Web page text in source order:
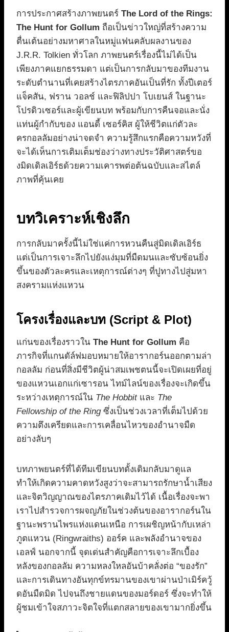
การประกาศสร้างภาพยนตร์ The Lord of the Rings:
The Hunt for Gollum ถือเป็นข่าวใหญ่ที่สร้างความ
ตื่นเต้นอย่างมหาศาลในหมู่แฟนคลับผลงานของ
J.R.R. Tolkien ทั่วโลก ภาพยนตร์เรื่องนี้ไม่ได้เป็น
เพียงภาคแยกธรรมดา แต่เป็นการกลับมาของทีมงาน
ระดับตำนานที่เคยสร้างไตรภาคอันเป็นที่รัก ทั้งปีเตอร์
แจ็คสัน, ฟราน วอลช์ และฟิลิปปา โบเยนส์ ในฐานะ
โปรดิวเซอร์และผู้เขียนบท พร้อมกับการคืนจอและนั่ง
แท่นผู้กำกับของ แอนดี้ เซอร์คิส ผู้ให้ชีวิตแก่ตัวละ
ครกอลลัมอย่างน่าจดจำ ความรู้สึกแรกคือความหวังที่
จะได้เห็นการเติมเต็มช่องว่างทางประวัติศาสตร์ขอ
งมิดเดิลเอิร์ธด้วยความเคารพต่อต้นฉบับและสไตล์
ภาพที่คุ้นเคย
บทวิเคราะห์เชิงลึก
การกลับมาครั้งนี้ไม่ใช่แค่การหวนคืนสู่มิดเดิลเอิร์ธ
แต่เป็นการเจาะลึกไปยังแง่มุมที่มืดมนและซับซ้อนยิ่ง
ขึ้นของตัวละครและเหตุการณ์ต่างๆ ที่ปูทางไปสู่มหา
สงครามแห่งแหวน
โครงเรื่องและบท (Script & Plot)
แก่นของเรื่องราวใน The Hunt for Gollum คือ
ภารกิจที่แกนดัล์ฟมอบหมายให้อารากอร์นออกตามล่า
กอลลัม ก่อนที่สิ่งมีชีวิตผู้น่าสมเพชตนนี้จะเปิดเผยที่อยู่
ของแหวนเอกแก่เซารอน ไทม์ไลน์ของเรื่องจะเกิดขึ้น
ระหว่างเหตุการณ์ใน The Hobbitและ The
Fellowship of the Ringซึ่งเป็นช่วงเวลาที่เต็มไปด้วย
ความตึงเครียดและการเคลื่อนไหวของอำนาจมืด
อย่างลับๆ
บทภาพยนตร์ที่ได้ทีมเขียนบทดั้งเดิมกลับมาดูแล
ทำให้เกิดความคาดหวังสูงว่าจะสามารถรักษาน้ำเสียง
และจิตวิญญาณของไตรภาคเดิมไว้ได้ เนื้อเรื่องจะพา
เราไปสำรวจการผจญภัยในช่วงต้นของอารากอร์นใน
ฐานะพรานไพรแห่งแดนเหนือ การเผชิญหน้ากับเหล่า
ภูตแหวน (Ringwraiths) ออร์ค และพลังอำนาจของ
เอลฟ์ นอกจากนี้ จุดเด่นสำคัญคือการเจาะลึกเบื้อง
หลังของกอลลัม ความหลงใหลอันบ้าคลั่งต่อ “ของรัก”
และการเดินทางอันทุกข์ทรมานของเขาผ่านป่าเมิร์ควู้
ดอันมืดมิด ไปจนถึงชายแดนของมอร์ดอร์ ซึ่งจะทำให้
ผู้ชมเข้าใจสภาวะจิตใจที่แตกสลายของเขามากยิ่งขึ้น